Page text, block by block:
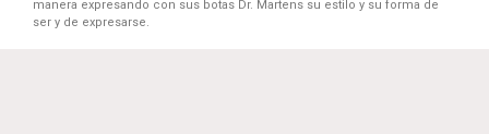
manera expresando con sus botas Dr. Martens su estilo y su forma de
ser y de expresarse.